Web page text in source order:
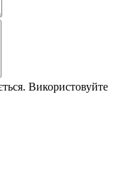
Використовуйте